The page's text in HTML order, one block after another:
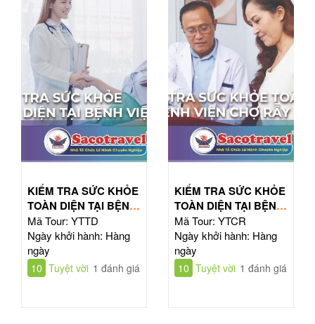
KIỂM TRA SỨC KHỎE
TOÀN DIỆN TẠI BỆNH
VIỆN TỪ DŨ
Mã Tour: YTTD
Ngày khởi hành: Hàng
ngày
10 Tuyệt vời 1 đánh giá
KIỂM TRA SỨC KHỎE
TOÀN DIỆN TẠI BỆNH
VIỆN CHỢ RẪY
Mã Tour: YTCR
Ngày khởi hành: Hàng
ngày
10 Tuyệt vời 1 đánh giá